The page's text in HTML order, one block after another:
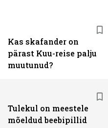
Kas skafander on
pärast Kuu-reise palju
muutunud?
Tulekul on meestele
mõeldud beebipillid